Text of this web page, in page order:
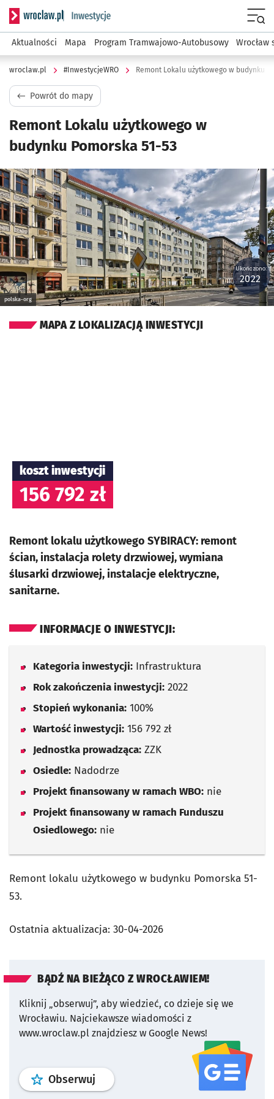
Serwis informacyjny wroclaw.pl podserwis:
Aktualności Mapa Program Tramwajowo-Autobusowy Wrocław
wroclaw.pl #InwestycjeWRO Remont Lokalu użytkowego w budynku
Powrót do mapy
Remont Lokalu użytkowego w
budynku Pomorska 51-53
Kliknij, aby powiększyć
polska-org
Ukończono:
2022
MAPA Z LOKALIZACJĄ INWESTYCJI
koszt inwestycji
156 792 zł
Remont lokalu użytkowego SYBIRACY: remont
ścian, instalacja rolety drzwiowej, wymiana
ślusarki drzwiowej, instalacje elektryczne,
sanitarne.
INFORMACJE O INWESTYCJI:
Kategoria inwestycji: Infrastruktura
Rok zakończenia inwestycji: 2022
Stopień wykonania: 100%
Wartość inwestycji: 156 792 zł
Jednostka prowadząca: ZZK
Osiedle: Nadodrze
Projekt finansowany w ramach WBO: nie
Projekt finansowany w ramach Funduszu
Osiedlowego: nie
Remont lokalu użytkowego w budynku Pomorska 51-
53.
Ostatnia aktualizacja: 30-04-2026
BĄDŹ NA BIEŻĄCO Z WROCŁAWIEM!
Kliknij „obserwuj”, aby wiedzieć, co dzieje się we
Wrocławiu. Najciekawsze wiadomości z
www.wroclaw.pl znajdziesz w Google News!
Obserwuj profil serwisu